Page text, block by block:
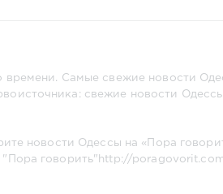
Самые свежие новости
свежие новости
новости Одессы на «Пора
говорить" http://